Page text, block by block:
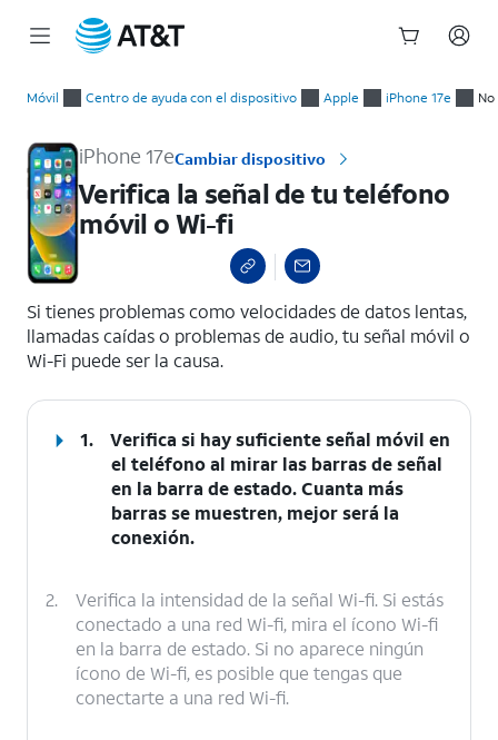
Móvil Centro de ayuda con el dispositivo Apple iPhone 17e
iPhone 17eCambiar dispositivo
Verifica la señal de tu teléfono
móvil o Wi-fi
Si tienes problemas como velocidades de datos lentas,
llamadas caídas o problemas de audio, tu señal móvil o
Wi-Fi puede ser la causa.
1.
Verifica si hay suficiente señal móvil en
el teléfono al mirar las barras de señal
en la barra de estado. Cuanta más
barras se muestren, mejor será la
conexión.
2.
Verifica la intensidad de la señal Wi-fi. Si estás
conectado a una red Wi-fi, mira el ícono Wi-fi
en la barra de estado. Si no aparece ningún
ícono de Wi-fi, es posible que tengas que
conectarte a una red Wi-fi.